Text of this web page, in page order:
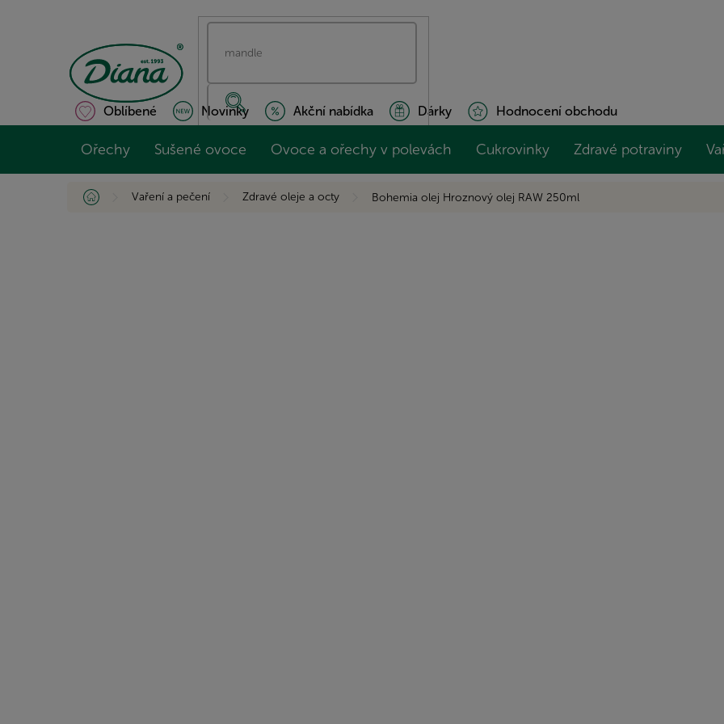
Oblíbené Novinky Akční nabídka Dárky Hodnocení obchodu
Ořechy Sušené ovoce Ovoce a ořechy v polevách Cukrovinky Zdravé potraviny
Domů Vaření a pečení Zdravé oleje a octy Bohemia olej Hroznový olej RAW 250ml